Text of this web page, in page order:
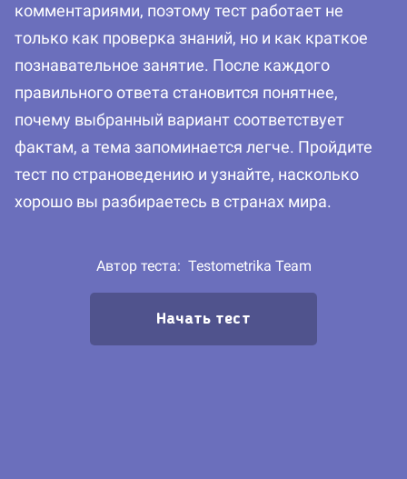
комментариями, поэтому тест работает не
только как проверка знаний, но и как краткое
познавательное занятие. После каждого
правильного ответа становится понятнее,
почему выбранный вариант соответствует
фактам, а тема запоминается легче. Пройдите
тест по страноведению и узнайте, насколько
хорошо вы разбираетесь в странах мира.
Автор теста: Testometrika Team
Начать тест